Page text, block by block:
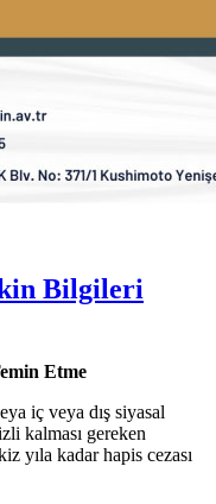
Bilgileri
Etme
iç veya dış siyasal
kalması gereken
yıla kadar hapis cezası